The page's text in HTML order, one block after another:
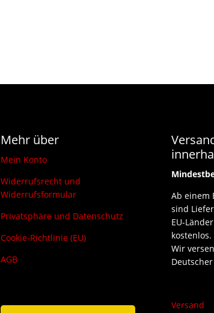
Mehr über
Mein Konto
Widerrufsrecht und
Widerrufsformular
Privatsphäre und Datenschutz
Cookie-Richtlinie (EU)
AGB
Ab einem
sind
EU-
kostenlos.
Wir
Deutscher
Versand